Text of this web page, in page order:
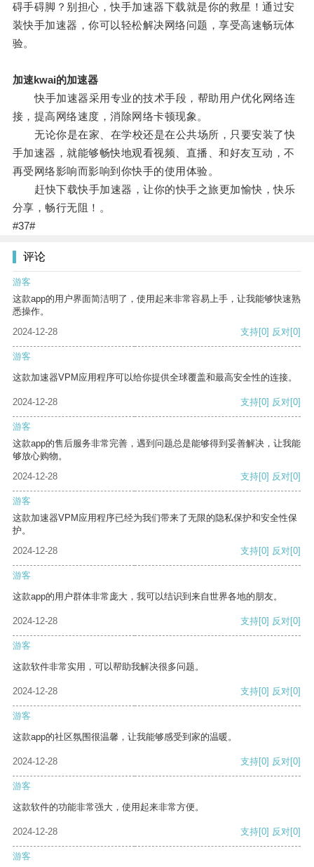
碍手碍脚？别担心，快手加速器下载就是你的救星！通过安
装快手加速器，你可以轻松解决网络问题，享受高速畅玩体
验。
加速kwai的加速器
快手加速器采用专业的技术手段，帮助用户优化网络连
接，提高网络速度，消除网络卡顿现象。
无论你是在家、在学校还是在公共场所，只要安装了快
手加速器，就能够畅快地观看视频、直播、和好友互动，不
再受网络影响而影响到你快手的使用体验。
赶快下载快手加速器，让你的快手之旅更加愉快，快乐
分享，畅行无阻！。
#37#
评论
游客
这款app的用户界面简洁明了，使用起来非常容易上手，让我能够快速熟
悉操作。
2024-12-28
支持[0] 反对[0]
游客
这款加速器VPM应用程序可以给你提供全球覆盖和最高安全性的连接。
2024-12-28 支持[0] 反对[0]
游客
这款app的售后服务非常完善，遇到问题总是能够得到妥善解决，让我能
够放心购物。
2024-12-28
支持[0] 反对[0]
游客
这款加速器VPM应用程序已经为我们带来了无限的隐私保护和安全性保
护。
2024-12-28
支持[0] 反对[0]
游客
这款app的用户群体非常庞大，我可以结识到来自世界各地的朋友。
2024-12-28 支持[0] 反对[0]
游客
这款软件非常实用，可以帮助我解决很多问题。
2024-12-28 支持[0] 反对[0]
游客
这款app的社区氛围很温馨，让我能够感受到家的温暖。
2024-12-28 支持[0] 反对[0]
游客
这款软件的功能非常强大，使用起来非常方便。
2024-12-28 支持[0] 反对[0]
游客